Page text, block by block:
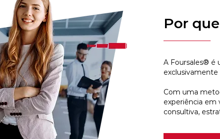
Por
A Foursales® é
Com uma
experiência em
consultiva,